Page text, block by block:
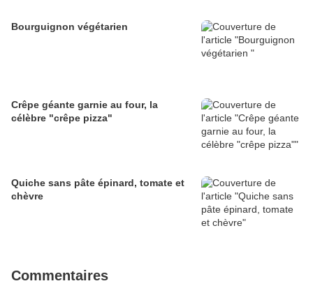
Bourguignon végétarien
Crêpe géante garnie au four, la
célèbre "crêpe pizza"
Quiche sans pâte épinard, tomate et
chèvre
Commentaires